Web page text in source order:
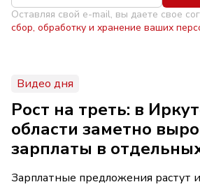
Оставляя свой e-mail, вы даете свое
сбор, обработку и хранение ваших
Видео дня
Рост на треть: в
области заметно
зарплаты в
Зарплатные предложения растут